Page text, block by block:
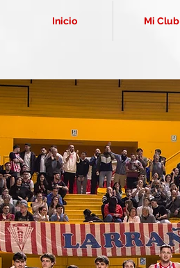
Inicio Mi Club